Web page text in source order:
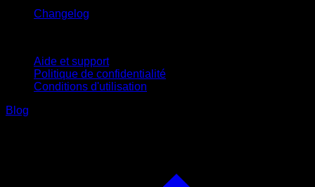
Changelog
Aide et support
Politique de confidentialité
Conditions d'utilisation
Blog